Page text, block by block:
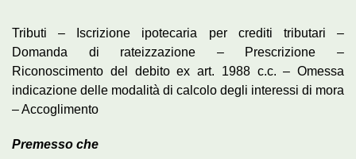
Tributi – Iscrizione ipotecaria per crediti tributari –
Domanda di rateizzazione – Prescrizione –
Riconoscimento del debito ex art. 1988 c.c. – Omessa
indicazione delle modalità di calcolo degli interessi di mora
– Accoglimento
Premesso che